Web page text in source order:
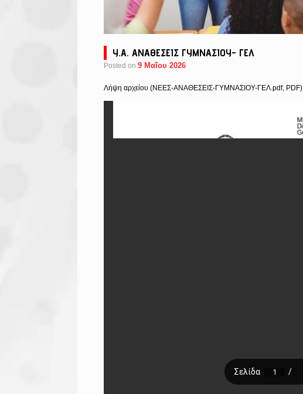
Υ.Α. ΑΝΑΘΕΣΕΙΣ ΓΥΜΝΑΣΙΟΥ- ΓΕΛ
Posted on 9 Μαΐου 2026
Λήψη αρχείου (NEEΣ-ΑΝΑΘΕΣΕΙΣ-ΓΥΜΝΑΣΙΟΥ-ΓΕΛ.pdf, PDF)